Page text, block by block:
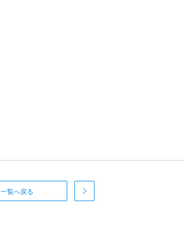
一覧へ戻る